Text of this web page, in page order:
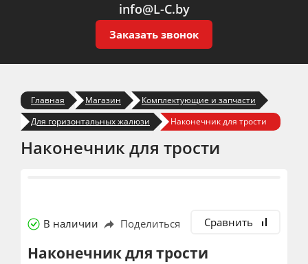
info@L-C.by
Заказать звонок
Главная Магазин
Комплектующие и запчасти
Для горизонтальных жалюзи
Наконечник для трости
Наконечник для трости
В наличии Поделиться Сравнить
Наконечник для трости